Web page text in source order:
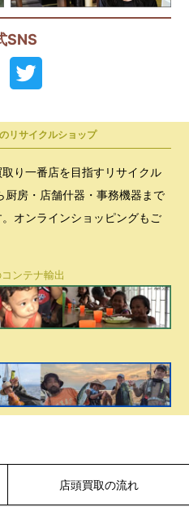
SNS
リサイクルショップ
り一番店を目指すリサイクル
厨房・店舗什器・事務機器まで
オンラインショッピングもご
ンテナ輸出
店頭買取の流れ